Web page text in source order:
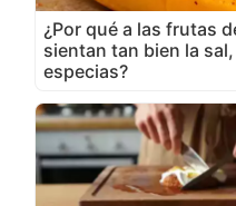
¿Por qué a las frutas
sientan tan bien la
especias?